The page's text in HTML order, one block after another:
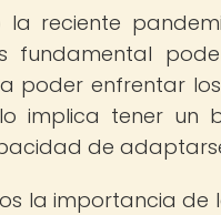
reciente
fundamental
poder enfrentar
implica tener un
de
la importancia de